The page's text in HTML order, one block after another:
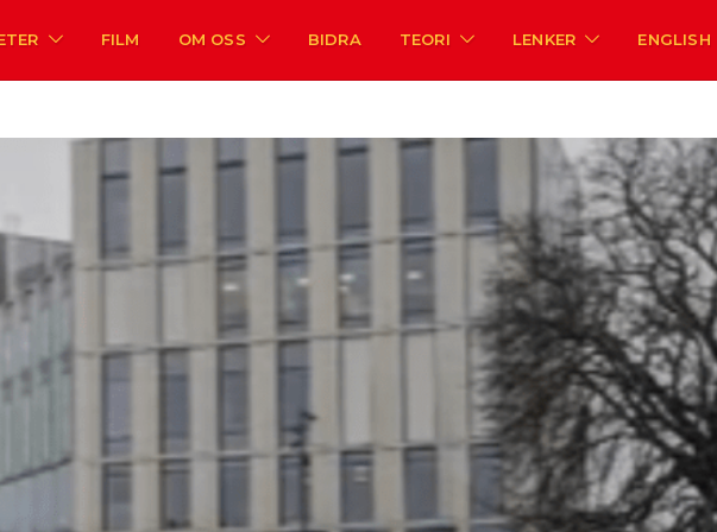
FILM OM OSS BIDRA TEORI LENKER ENGLISH